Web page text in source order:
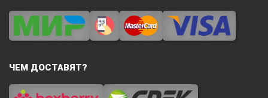
ЧЕМ ДОСТАВЯТ?